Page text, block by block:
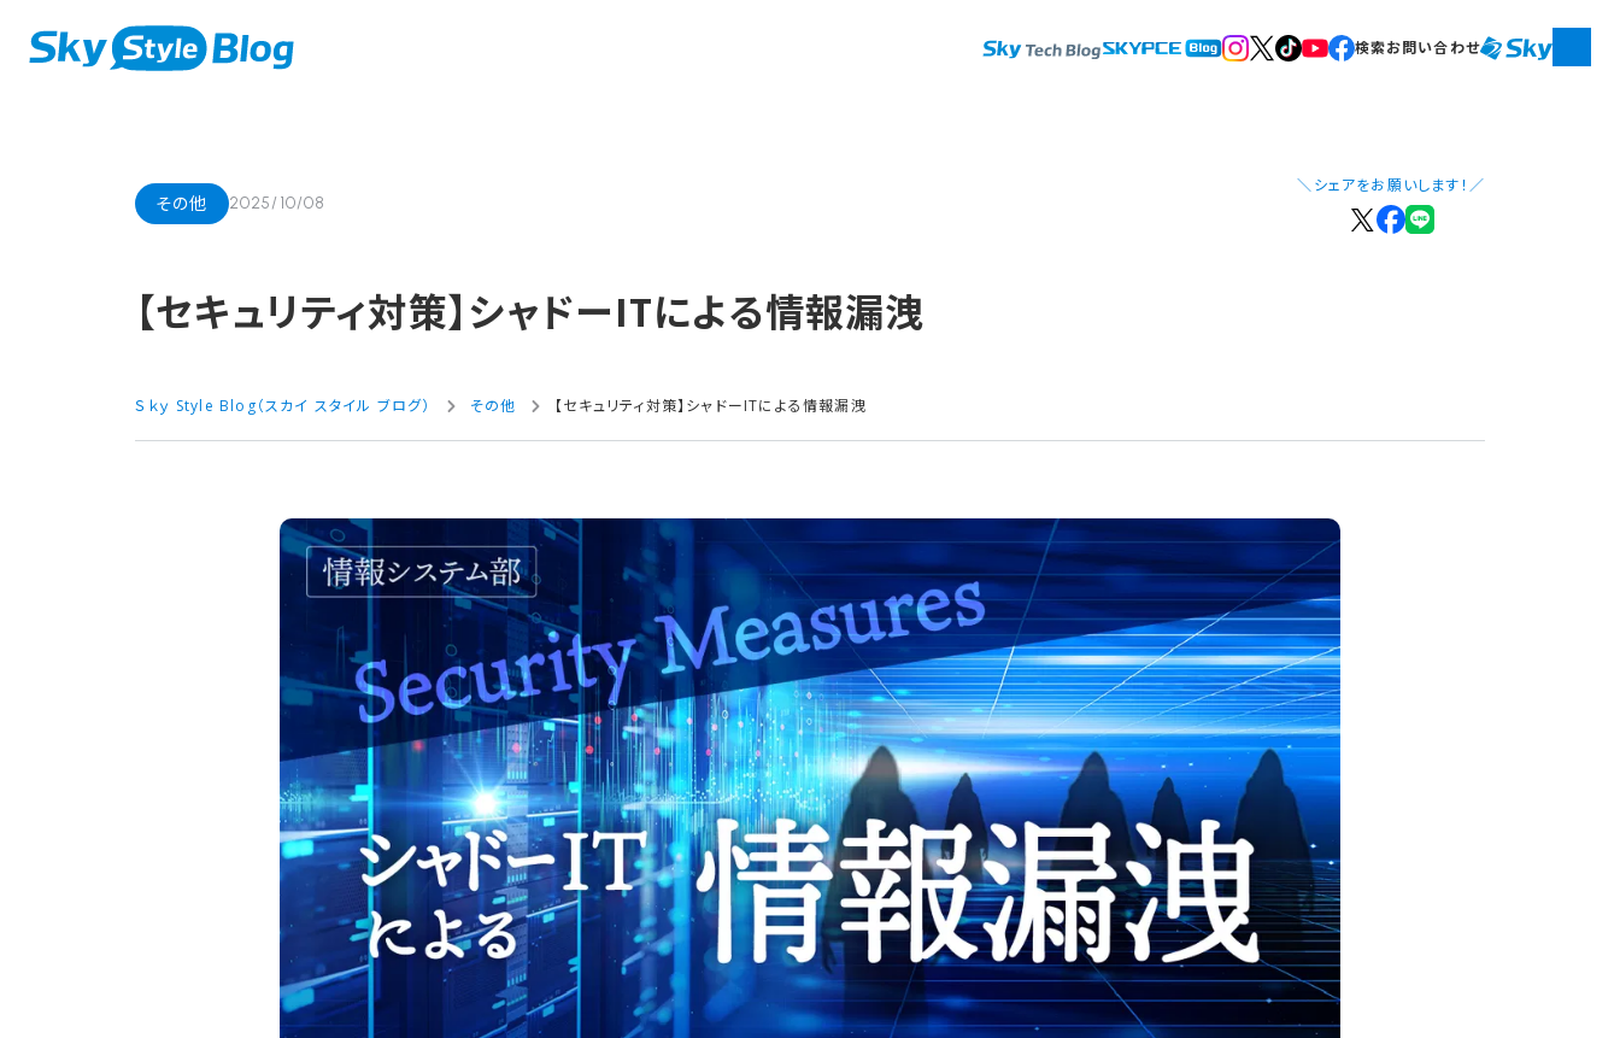
検索お問い合わせ
その他 2025/10/08
＼シェアをお願いします！／
【セキュリティ対策】シャドーITに​よる​情報漏洩
Ｓｋｙ Style Blog（スカイ スタイル ブログ） その他 【セキュリティ対策】シャドーITによる情報漏洩